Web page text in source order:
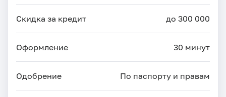
Скидка за кредит до 300 000
Оформление 30 минут
Одобрение По паспорту и правам